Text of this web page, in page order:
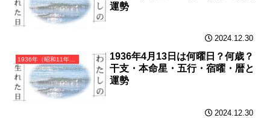
運勢
2024.12.30
1936年（昭和11年）丙子（ひのえね）・子年（ねずみ年）カレンダー（月曜はじまり）
1936年4月13日は何曜日？何歳？
干支・本命星・五行・宿曜・暦と
運勢
2024.12.30